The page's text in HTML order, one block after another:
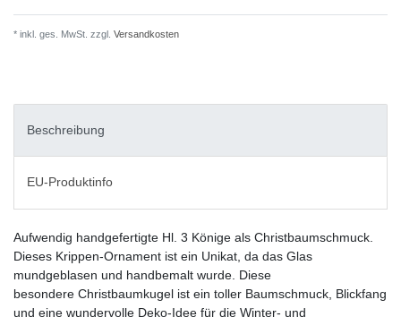
* inkl. ges. MwSt. zzgl. Versandkosten
Beschreibung
EU-Produktinfo
Aufwendig handgefertigte Hl. 3 Könige als Christbaumschmuck.
Dieses Krippen-Ornament ist ein Unikat, da das Glas
mundgeblasen und handbemalt wurde. Diese
besondere Christbaumkugel ist ein toller Baumschmuck, Blickfang
und eine wundervolle Deko-Idee für die Winter- und